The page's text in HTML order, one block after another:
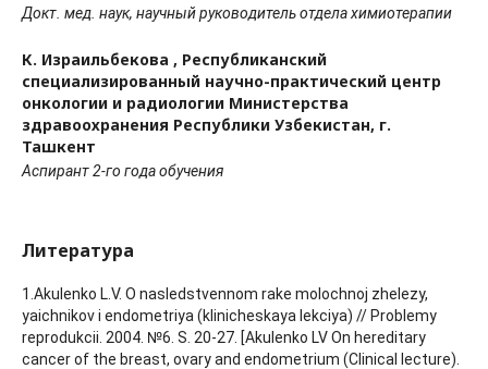
Докт. мед. наук, научный руководитель отдела химиотерапии
К. Израильбекова , Республиканский
специализированный научно-практический центр
онкологии и радиологии Министерства
здравоохранения Республики Узбекистан, г.
Ташкент
Аспирант 2-го года обучения
Литература
1.Akulenko L.V. O nasledstvennom rake molochnoj zhelezy,
yaichnikov i endometriya (klinicheskaya lekciya) // Problemy
reprodukcii. 2004. №6. S. 20-27. [Akulenko LV On hereditary
cancer of the breast, ovary and endometrium (Clinical lecture).